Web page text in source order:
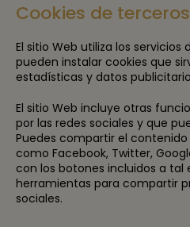
Cookies de terceros
El sitio Web utiliza los servicios
pueden instalar cookies que
estadísticas y datos
El sitio Web incluye otras
por las redes sociales y que
Puedes compartir el
como Facebook, Twitter,
con los botones incluidos a tal
herramientas para compartir
sociales.